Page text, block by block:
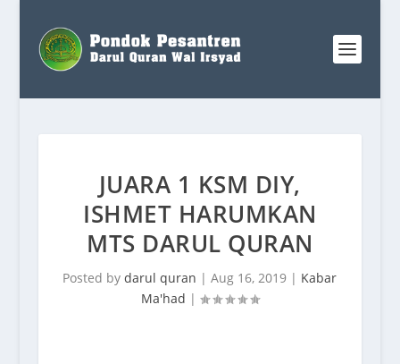
JUARA 1 KSM DIY,
ISHMET HARUMKAN
MTS DARUL QURAN
Posted bydarul quran |Aug 16, 2019 | Kabar
Ma'had |